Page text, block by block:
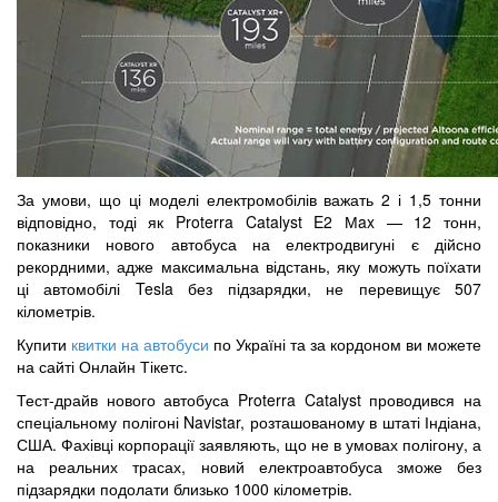
За умови, що ці моделі електромобілів важать 2 і 1,5 тонни
відповідно, тоді як Proterra Catalyst E2 Мax — 12 тонн,
показники нового автобуса на електродвигуні є дійсно
рекордними, адже максимальна відстань, яку можуть поїхати
ці автомобілі Tesla без підзарядки, не перевищує 507
кілометрів.
Купити квитки на автобуси по Україні та за кордоном ви можете
на сайті Онлайн Тікетс.
Тест-драйв нового автобуса Proterra Catalyst проводився на
спеціальному полігоні Navistar, розташованому в штаті Індіана,
США. Фахівці корпорації заявляють, що не в умовах полігону, а
на реальних трасах, новий електроавтобуса зможе без
підзарядки подолати близько 1000 кілометрів.